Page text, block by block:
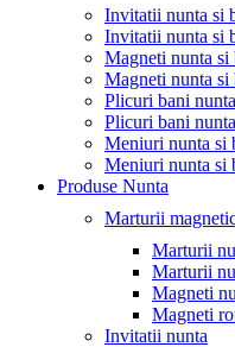
Invitatii nunta si
Invitatii nunta si
Magneti nunta si
Magneti nunta si
Plicuri bani
Plicuri bani
Meniuri nunta si
Meniuri nunta si
Produse Nunta
Marturii
Marturii
Marturii
Magneti
Magneti
Invitatii nunta